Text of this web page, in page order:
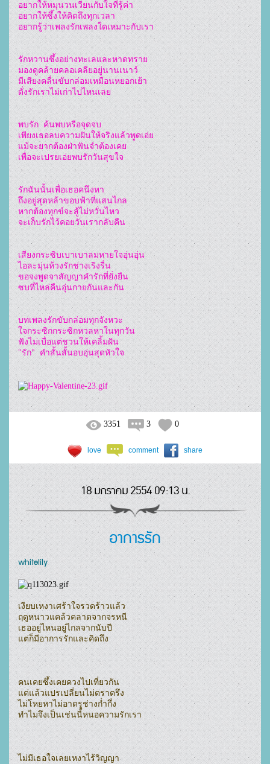
อยากให้หมุนวนเวียนกับใจที่รู้ค่า
อยากให้ซึ้งให้คิดถึงทุกเวลา
อยากรู้ว่าเพลงรักเพลงใดเหมาะกับเรา
รักหวานซึ้งอย่างทะเลและหาดทราย
มองดูคล้ายคลอเคลียอยู่นานเนาว์
มีเสียงคลื่นขับกล่อมเหมือนหยอกเย้า
ดั่งรักเราไม่เก่าไปไหนเลย
พบรัก  ค้นพบหรือจุดจบ
เพียงเธอลบความฝันให้จริงแล้วพูดเอ่ย
แม้จะยากต้องฝ่าฟันจำต้องเคย
เพื่อจะเปรยเอ่ยพบรักวันสุขใจ
รักฉันนั้นเพื่อเธอคนึงหา
ถึงอยู่สุดหล้าขอบฟ้าที่แสนไกล
หากต้องทุกข์จะสู้ไม่หวั่นไหว
จะเก็บรักไว้คอยวันเรากลับคืน
เสียงกระซิบเบาเบาลมหายใจอุ่นอุ่น
ไอละมุ่นห้วงรักช่างเริงรื่น
ขอจงพูดจาสัญญาคำรักที่ยั่งยืน
ซบที่ไหล่คืนอุ่นกายกันและกัน
บทเพลงรักขับกล่อมทุกจังหวะ
ใจกระซิกกระซิกหวลหาในทุกวัน
ฟังไม่เบื่อแต่ชวนให้เคลิ้มฝัน
"รัก"  คำสั้นสั้นอบอุ่นสุดหัวใจ
3351 3 0
love comment share
18 มกราคม 2554 09:13 น.
อาการรัก
whitelily
เงียบเหงาเศร้าใจรวดร้าวแล้ว
ฤดูหนาวแคล้วคลาดจากจรหนี
เธออยู่ไหนอยู่ไกลจากนับปี
แต่ก็มีอาการรักและคิดถึง
คนเคยซึ้งเคยควงไปเที่ยวกัน
แต่แล้วแปรเปลี่ยนไม่ตราตรึง
ไม่โหยหาไม่อาดรูช่างก่ำกึ่ง
ทำไมจึงเป็นเช่นนี้หนอความรักเรา
ไม่มีเธอใจเลยเหงาไร้วิญญา